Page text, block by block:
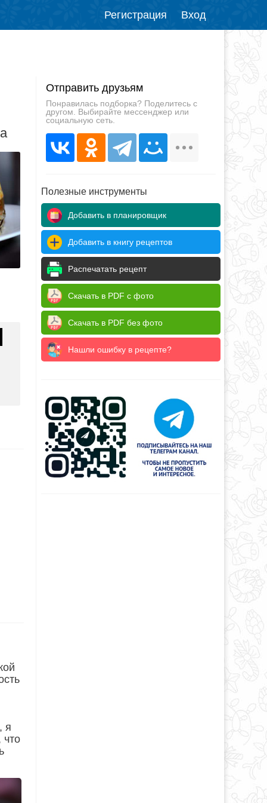
Регистрация Вход
я
Отправить друзьям
Понравилась подборка? Поделитесь с
другом. Выбирайте мессенджер или
социальную сеть.
Полезные инструменты
Добавить в планировщик
Добавить в книгу рецептов
Распечатать рецепт
Скачать в PDF с фото
Скачать в PDF без фото
Нашли ошибку в рецепте?